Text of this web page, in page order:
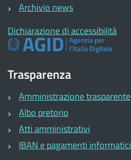
Archivio news
Dichiarazione di accessibilità
Trasparenza
Amministrazione trasparente
Albo pretorio
Atti amministrativi
IBAN e pagamenti informatici